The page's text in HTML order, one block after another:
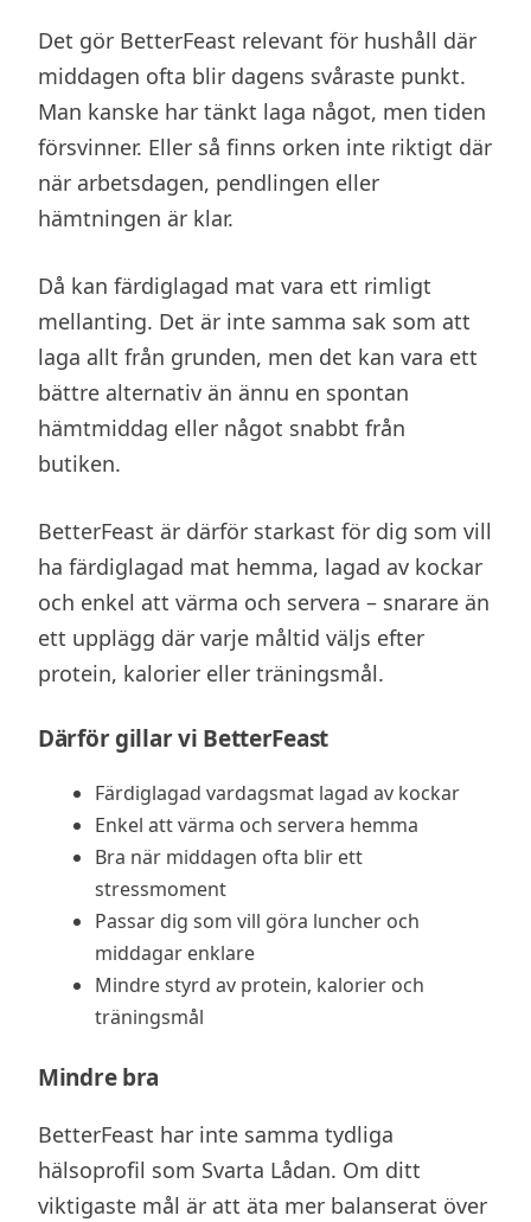
Det gör BetterFeast relevant för hushåll där
middagen ofta blir dagens svåraste punkt.
Man kanske har tänkt laga något, men tiden
försvinner. Eller så finns orken inte riktigt där
när arbetsdagen, pendlingen eller
hämtningen är klar.
Då kan färdiglagad mat vara ett rimligt
mellanting. Det är inte samma sak som att
laga allt från grunden, men det kan vara ett
bättre alternativ än ännu en spontan
hämtmiddag eller något snabbt från
butiken.
BetterFeast är därför starkast för dig som vill
ha färdiglagad mat hemma, lagad av kockar
och enkel att värma och servera – snarare än
ett upplägg där varje måltid väljs efter
protein, kalorier eller träningsmål.
Därför gillar vi BetterFeast
Färdiglagad vardagsmat lagad av kockar
Enkel att värma och servera hemma
Bra när middagen ofta blir ett
stressmoment
Passar dig som vill göra luncher och
middagar enklare
Mindre styrd av protein, kalorier och
träningsmål
Mindre bra
BetterFeast har inte samma tydliga
hälsoprofil som Svarta Lådan. Om ditt
viktigaste mål är att äta mer balanserat över